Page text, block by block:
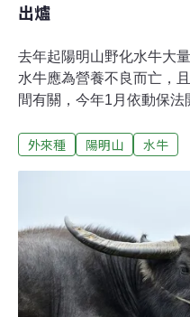
出爐
去年起陽明山野化水牛大
水牛應為營養不良而亡，
間有關，今年1月依動保
2月4日已經收到訴願書，
動保處有20天答辯時間，
據等等寫成答辯狀，送到
議，預計在收到訴願書的3
會出爐。
外來種 陽明山 水牛